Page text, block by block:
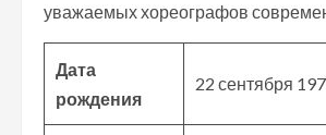
уважаемых хореографов
Дата
рождения
22 сентября